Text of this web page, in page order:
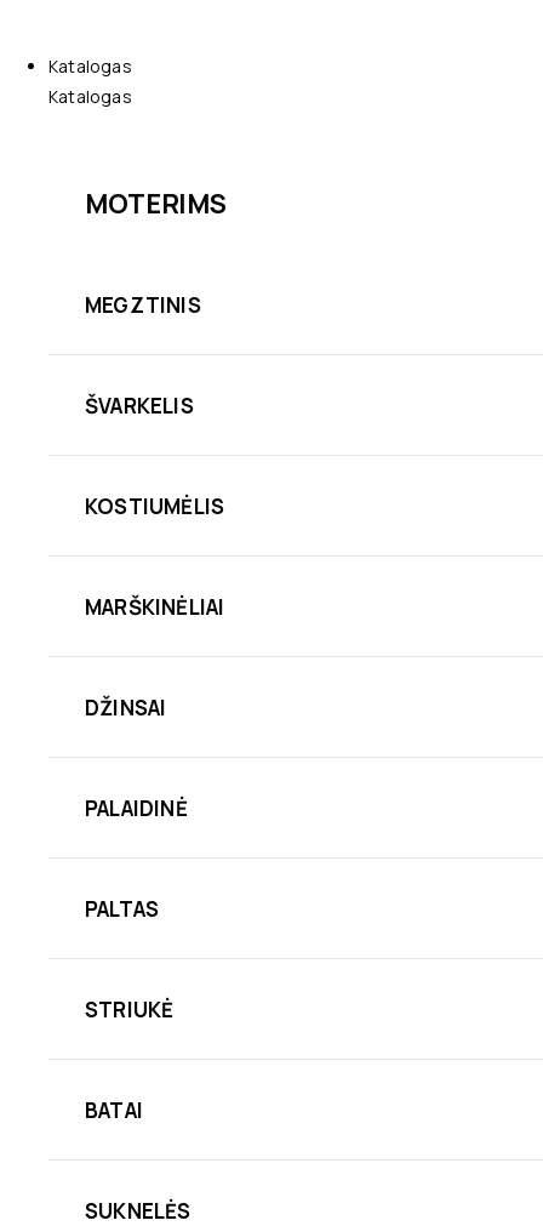
Katalogas
Katalogas
MOTERIMS
MEGZTINIS
ŠVARKELIS
KOSTIUMĖLIS
MARŠKINĖLIAI
DŽINSAI
PALAIDINĖ
PALTAS
STRIUKĖ
BATAI
SUKNELĖS